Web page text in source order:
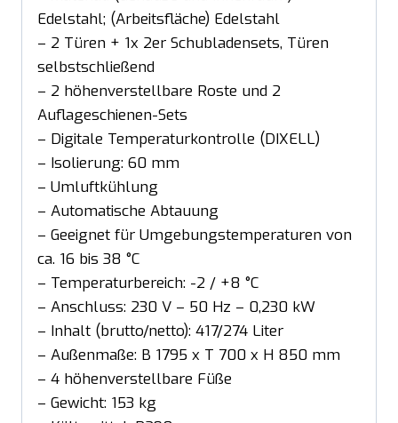
Edelstahl; (Arbeitsfläche) Edelstahl
– 2 Türen + 1x 2er Schubladensets, Türen
selbstschließend
– 2 höhenverstellbare Roste und 2
Auflageschienen-Sets
– Digitale Temperaturkontrolle (DIXELL)
– Isolierung: 60 mm
– Umluftkühlung
– Automatische Abtauung
– Geeignet für Umgebungstemperaturen von
ca. 16 bis 38 °C
– Temperaturbereich: -2 / +8 °C
– Anschluss: 230 V – 50 Hz – 0,230 kW
– Inhalt (brutto/netto): 417/274 Liter
– Außenmaße: B 1795 x T 700 x H 850 mm
– 4 höhenverstellbare Füße
– Gewicht: 153 kg